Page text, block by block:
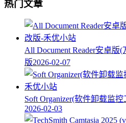
热门文章
All Document Reader安卓版
版2026-02-07
Soft Organizer(软件卸载监
2026-02-03